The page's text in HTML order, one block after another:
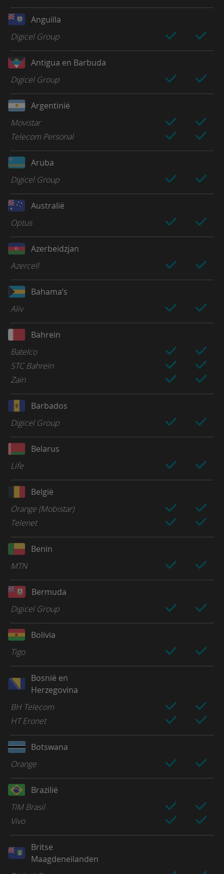
Anguilla
Digicel Group
Antigua en Barbuda
Digicel Group
Argentinië
Movistar
Telecom Personal
Aruba
Digicel Group
Australië
Optus
Azerbeidzjan
Azercell
Bahama’s
Aliv
Bahrein
Batelco
STC Bahreïn
Zain
Barbados
Digicel Group
Belarus
Life
België
Orange (Mobistar)
Telenet
Benin
MTN
Bermuda
Digicel Group
Bolivia
Tigo
Bosnië en
Herzegovina
BH Telecom
HT Eronet
Botswana
Orange
Brazilië
TIM Brasil
Vivo
Britse
Maagdeneilanden